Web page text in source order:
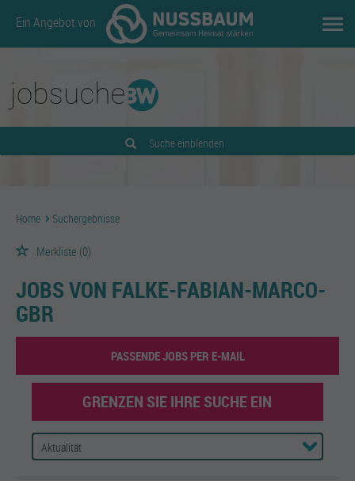
Ein Angebot von
Suche einblenden
Home Suchergebnisse
Merkliste (0)
JOBS VON FALKE-FABIAN-MARCO-
GBR
PASSENDE JOBS PER E-MAIL
GRENZEN SIE IHRE SUCHE EIN